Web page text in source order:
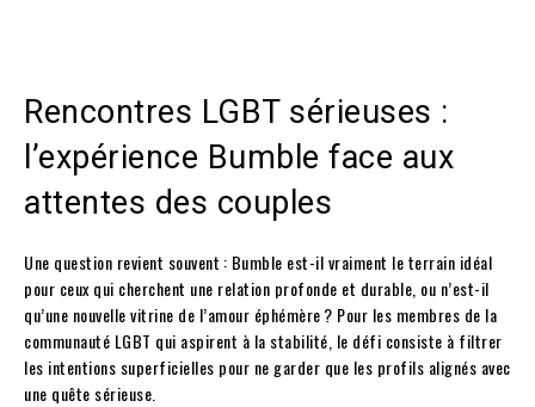
Rencontres LGBT sérieuses :
l’expérience Bumble face aux
attentes des couples
Une question revient souvent : Bumble est-il vraiment le terrain idéal
pour ceux qui cherchent une relation profonde et durable, ou n’est-il
qu’une nouvelle vitrine de l’amour éphémère ? Pour les membres de la
communauté LGBT qui aspirent à la stabilité, le défi consiste à filtrer
les intentions superficielles pour ne garder que les profils alignés avec
une quête sérieuse.